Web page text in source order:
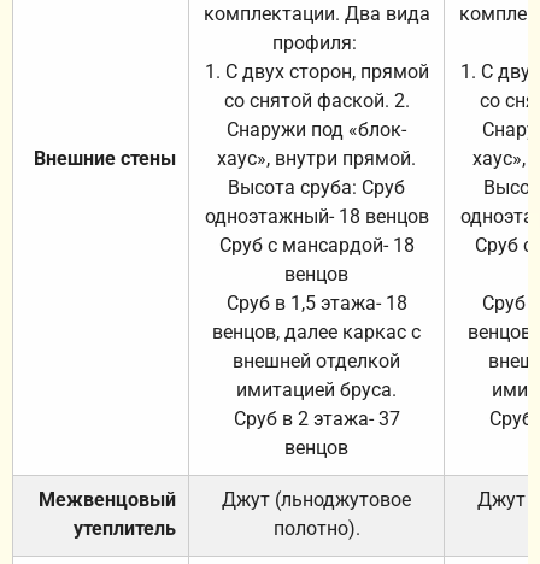
Внешние стены
комплектации. Два вида
профиля:
1. С двух сторон, прямой
со снятой фаской. 2.
Снаружи под «блок-
хаус», внутри прямой.
Высота сруба: Сруб
одноэтажный- 18 венцов
Сруб с мансардой- 18
венцов
Сруб в 1,5 этажа- 18
венцов, далее каркас с
внешней отделкой
имитацией бруса.
Сруб в 2 этажа- 37
венцов
1. С
со
хаус»,
Сруб с
Сруб
Сруб
Межвенцовый
утеплитель
Джут (льноджутовое
полотно).
Джут